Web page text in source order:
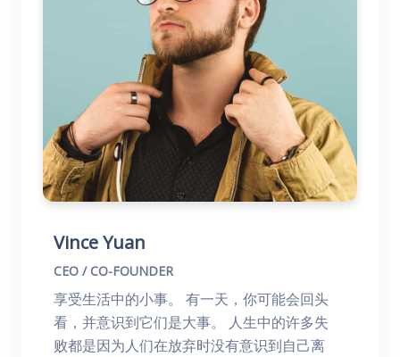
Vince Yuan
CEO / CO-FOUNDER
享受生活中的小事。 有一天，你可能会回头
看，并意识到它们是大事。 人生中的许多失
败都是因为人们在放弃时没有意识到自己离